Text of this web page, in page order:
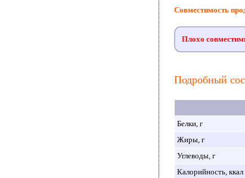
Совместимость
Плохо
Подробный
Белки, г
Жиры, г
Углеводы, г
Калорийность, ккал